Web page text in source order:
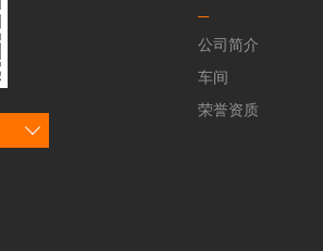
公司简介
车间
荣誉资质